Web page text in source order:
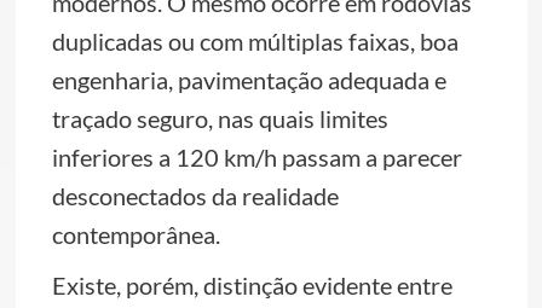
duplicadas ou com múltiplas faixas, boa
engenharia, pavimentação adequada e
traçado seguro, nas quais limites
inferiores a 120 km/h passam a parecer
desconectados da realidade
contemporânea.
Existe, porém, distinção evidente entre